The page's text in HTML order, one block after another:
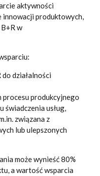
aktywności
innowacji produktowych,
w
działalności
procesu produkcyjnego
świadczenia usług,
związana z
lub ulepszonych
może wynieść 80%
a wartość wsparcia